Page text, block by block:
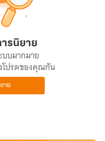
รนิยาย
บบมากมาย
โปรดของคุณกัน
าย